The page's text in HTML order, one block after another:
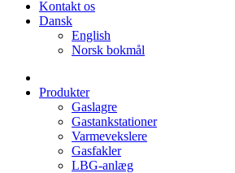
Kontakt os
Dansk
English
Norsk bokmål
Produkter
Gaslagre
Gastankstationer
Varmevekslere
Gasfakler
LBG-anlæg